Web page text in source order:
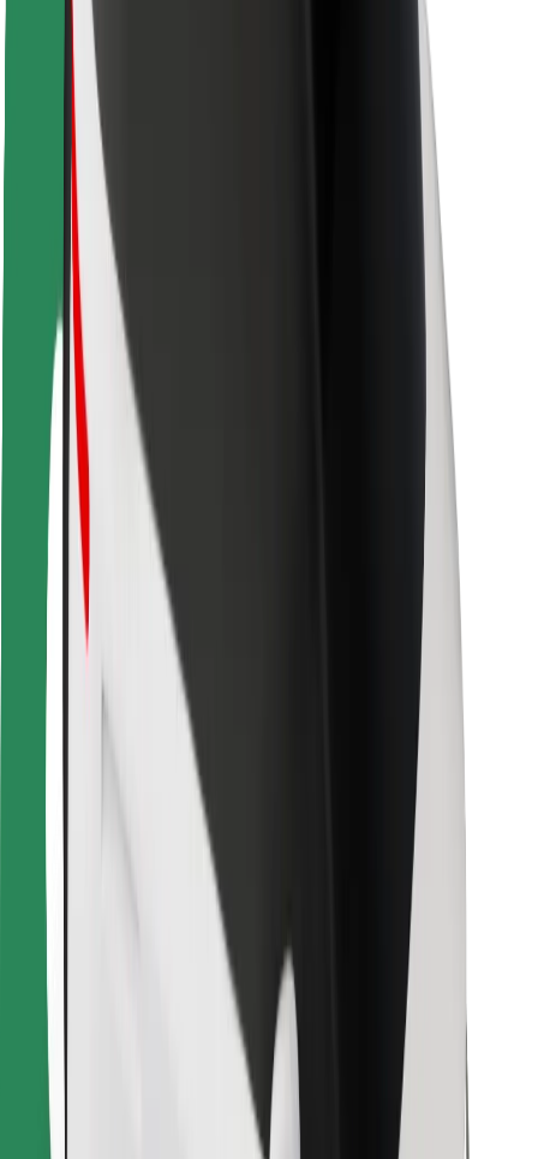
Ciudades
Dónde estamos
Soluciones para las ciudades
Aeropuertos
Estaciones de carga de Bolt
Soporte
Para usuarios
Para conductores
Para repartidores
Bolt Food
Para propietarios de flota
Para restaurantes
Bolt para empresas
Proveedores
Términos y Condiciones
¡Conseguí un viaje en minutos!
Descargar la app de Bolt
Encontrá tu comida favorita
Descargar la app de Bolt Food